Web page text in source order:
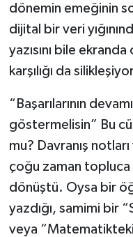
dönemin emeğinin
dijital bir veri
yazısını bile
karşılığı da
“Başarılarının
göstermelisin” Bu
mu? Davranış
çoğu zaman
dönüştü. Oysa bir
yazdığı, samimi bir
veya